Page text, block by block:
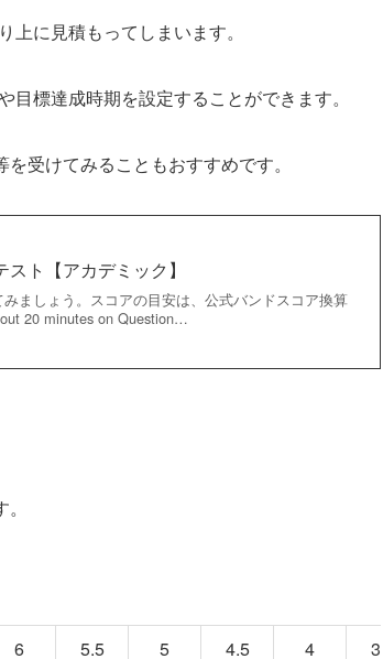
に見積もってしまいます。
標達成時期を設定することができます。
受けてみることもおすすめです。
ト【アカデミック】
ましょう。スコアの目安は、公式バンドスコア換算
20 minutes on Question…
6 5.5 5 4.5 4 3.5